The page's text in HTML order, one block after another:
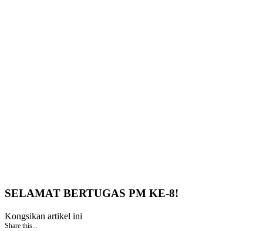
SELAMAT BERTUGAS PM KE-8!
Kongsikan artikel ini
Share this...